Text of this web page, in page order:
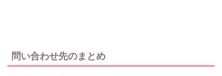
問い合わせ先のまとめ